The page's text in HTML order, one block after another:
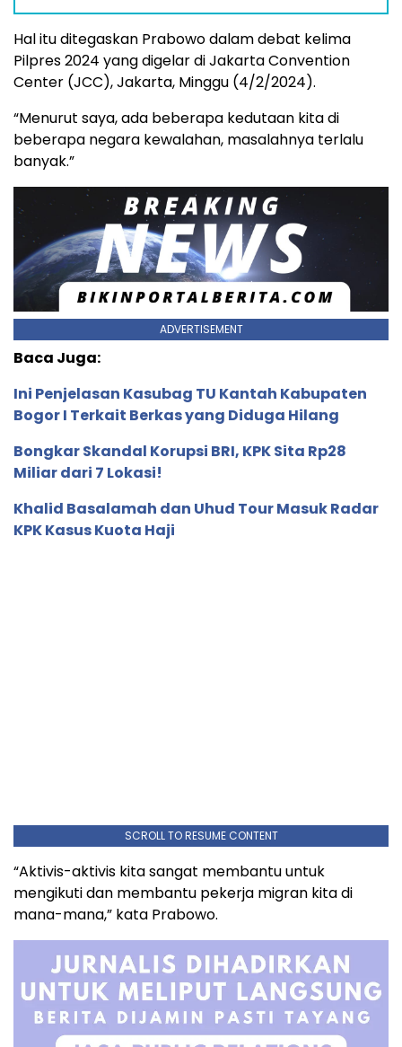
Hal itu ditegaskan Prabowo dalam debat kelima
Pilpres 2024 yang digelar di Jakarta Convention
Center (JCC), Jakarta, Minggu (4/2/2024).
“Menurut saya, ada beberapa kedutaan kita di
beberapa negara kewalahan, masalahnya terlalu
banyak.”
ADVERTISEMENT
Baca Juga:
Ini Penjelasan Kasubag TU Kantah Kabupaten
Bogor I Terkait Berkas yang Diduga Hilang
Bongkar Skandal Korupsi BRI, KPK Sita Rp28
Miliar dari 7 Lokasi!
Khalid Basalamah dan Uhud Tour Masuk Radar
KPK Kasus Kuota Haji
SCROLL TO RESUME CONTENT
“Aktivis-aktivis kita sangat membantu untuk
mengikuti dan membantu pekerja migran kita di
mana-mana,” kata Prabowo.